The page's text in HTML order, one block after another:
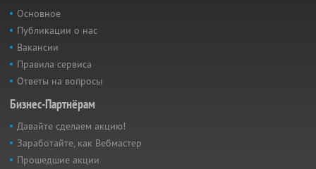
Основное
Публикации о нас
Вакансии
Правила сервиса
Ответы на вопросы
Бизнес-Партнёрам
Давайте сделаем акцию!
Заработайте, как Вебмастер
Прошедшие акции